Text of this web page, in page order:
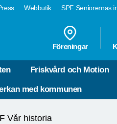
Webbutik SPF Seniorernas
Föreningar
Friskvård och Motion
med kommunen
Vår historia